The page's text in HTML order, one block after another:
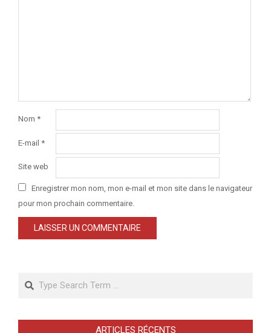
Nom *
E-mail *
Site web
Enregistrer mon nom, mon e-mail et mon site dans le navigateur
pour mon prochain commentaire.
ARTICLES RÉCENTS